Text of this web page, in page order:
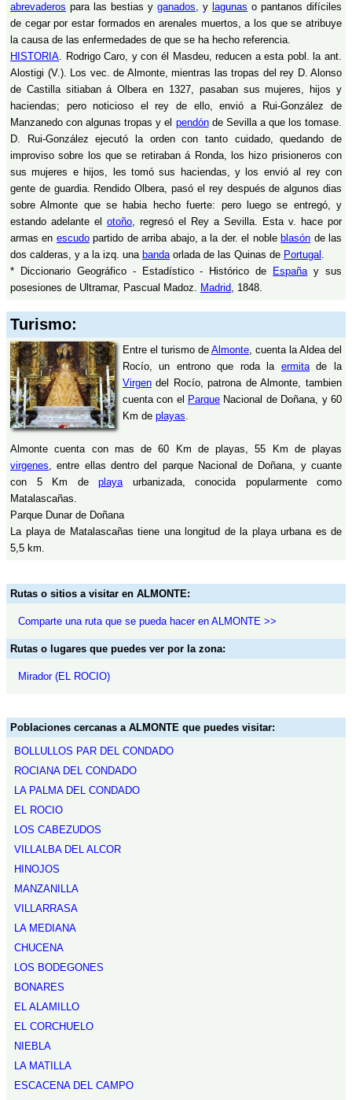
abrevaderos para las bestias y ganados, y lagunas o pantanos difíciles
de cegar por estar formados en arenales muertos, a los que se atribuye
la causa de las enfermedades de que se ha hecho referencia.
HISTORIA. Rodrigo Caro, y con él Masdeu, reducen a esta pobl. la ant.
Alostigi (V.). Los vec. de Almonte, mientras las tropas del rey D. Alonso
de Castilla sitiaban á Olbera en 1327, pasaban sus mujeres, hijos y
haciendas; pero noticioso el rey de ello, envió a Rui-González de
Manzanedo con algunas tropas y el pendónde Sevilla a que los tomase.
D. Rui-González ejecutó la orden con tanto cuidado, quedando de
improviso sobre los que se retiraban á Ronda, los hizo prisioneros con
sus mujeres e hijos, les tomó sus haciendas, y los envió al rey con
gente de guardia. Rendido Olbera, pasó el rey después de algunos dias
sobre Almonte que se habia hecho fuerte: pero luego se entregó, y
estando adelante el otoño, regresó el Rey a Sevilla. Esta v. hace por
armas en escudopartido de arriba abajo, a la der. el noble blasón de las
dos calderas, y a la izq. una bandaorlada de las Quinas de Portugal .
* Diccionario Geográfico - Estadístico - Histórico de
Españay sus
posesiones de Ultramar, Pascual Madoz. Madrid, 1848.
Turismo:
Entre el turismo de Almonte, cuenta la Aldea del
Rocío, un entrono que roda la ermitade la
Virgendel Rocío, patrona de Almonte, tambien
cuenta con el ParqueNacional de Doñana, y 60
Km de playas.
Almonte cuenta con mas de 60 Km de playas, 55 Km de playas
virgenes, entre ellas dentro del parque Nacional de Doñana, y cuante
con 5 Km de playaurbanizada, conocida popularmente como
Matalascañas.
Parque Dunar de Doñana
La playa de Matalascañas tiene una longitud de la playa urbana es de
5,5 km.
Rutas o sitios a visitar en ALMONTE:
Comparte una ruta que se pueda hacer en ALMONTE >>
Rutas o lugares que puedes ver por la zona:
Mirador (EL ROCIO)
Poblaciones cercanas a ALMONTE que puedes visitar:
BOLLULLOS PAR DEL CONDADO
ROCIANA DEL CONDADO
LA PALMA DEL CONDADO
EL ROCIO
LOS CABEZUDOS
VILLALBA DEL ALCOR
HINOJOS
MANZANILLA
VILLARRASA
LA MEDIANA
CHUCENA
LOS BODEGONES
BONARES
EL ALAMILLO
EL CORCHUELO
NIEBLA
LA MATILLA
ESCACENA DEL CAMPO